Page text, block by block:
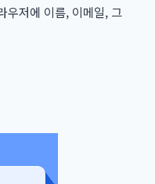
우저에 이름, 이메일, 그